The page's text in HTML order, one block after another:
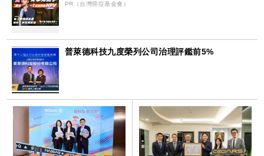
PR（台灣癌症基金會）
普萊德科技九度榮列公司治理評鑑前5%